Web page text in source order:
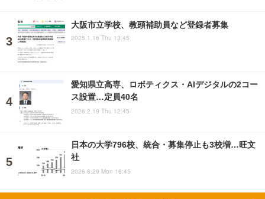
大阪市立学校、教頭補助員など登録者募集
2025.1.16 Thu 13:45
愛知県立高専、ロボティクス・AIデジタルの2コー
ス設置…定員40名
2026.2.19 Thu 12:45
日本の大学796校、統合・募集停止も3校増…旺文
社
2026.6.29 Mon 16:45